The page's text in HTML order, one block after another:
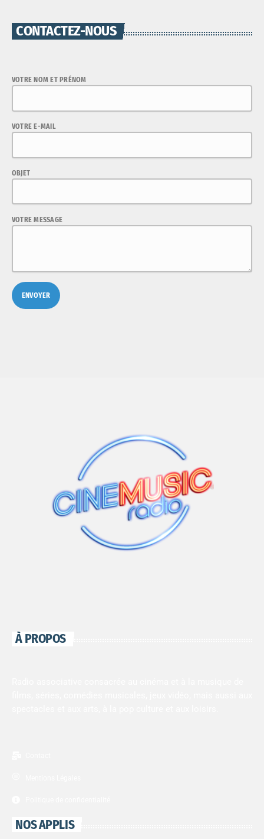
CONTACTEZ-NOUS
VOTRE NOM ET PRÉNOM
VOTRE E-MAIL
OBJET
VOTRE MESSAGE
À PROPOS
NOS APPLIS